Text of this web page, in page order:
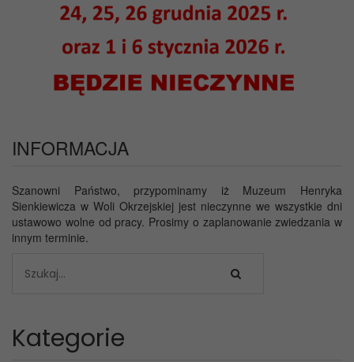
INFORMACJA
Szanowni Państwo, przypominamy iż Muzeum Henryka
Sienkiewicza w Woli Okrzejskiej jest nieczynne we wszystkie dni
ustawowo wolne od pracy. Prosimy o zaplanowanie zwiedzania w
innym terminie.
Kategorie